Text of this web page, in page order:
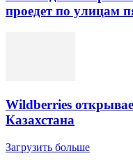
проедет по улицам
Wildberries
Казахстана
Загрузить больше